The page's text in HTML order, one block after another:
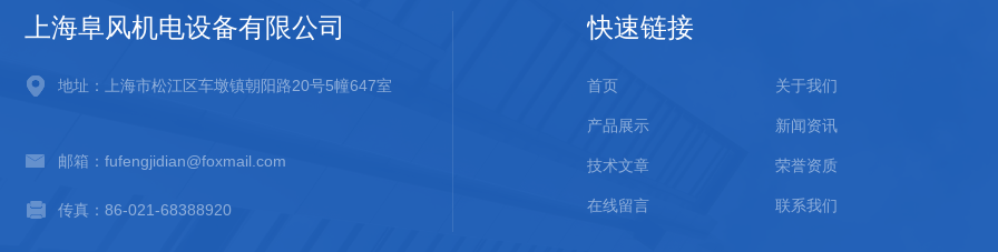
上海阜风机电设备有限公司
地址：上海市松江区车墩镇朝阳路20号5幢647室
邮箱：fufengjidian@foxmail.com
传真：86-021-68388920
快速链接
首页 关于我们
产品展示 新闻资讯
技术文章 荣誉资质
在线留言 联系我们